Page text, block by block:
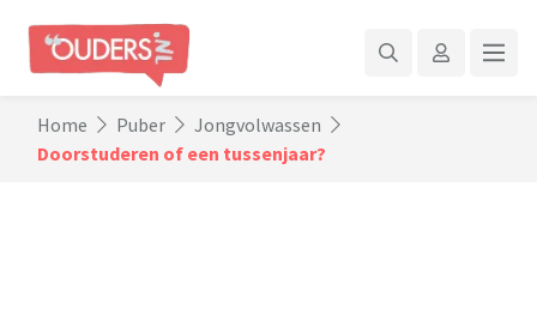
Home Puber
Jongvolwassen
Doorstuderen of een tussenjaar?